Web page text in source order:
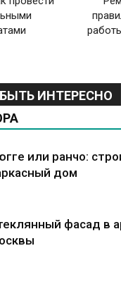
ИНТЕРЕСНО
или ранчо:
дом
фасад в